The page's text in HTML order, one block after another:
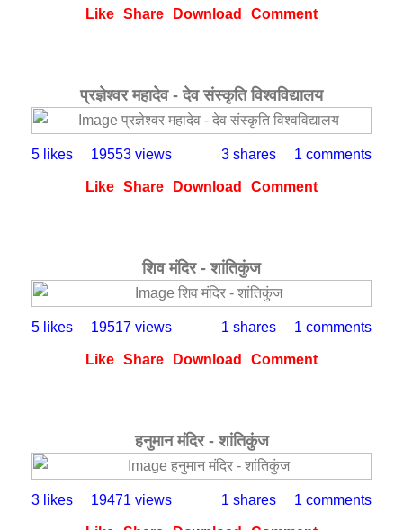
Like Share Download Comment
प्रज्ञेश्वर महादेव - देव संस्कृति विश्वविद्यालय
5 likes 19553 views 1 comments
3 shares
Like Share Download Comment
शिव मंदिर - शांतिकुंज
5 likes 19517 views 1 comments
1 shares
Like Share Download Comment
हनुमान मंदिर - शांतिकुंज
3 likes 19471 views 1 comments
1 shares